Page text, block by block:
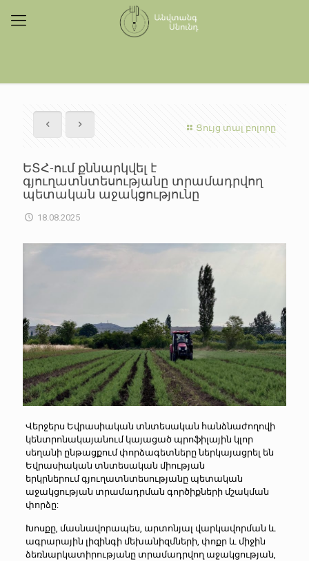
Ցույց տալ բոլորը
ԵՏՀ-ում քննարկվել է
գյուղատնտեսությանը տրամադրվող
պետական աջակցությունը
18.08.2025
Վերջերս Եվրասիական տնտեսական հանձնաժողովի
կենտրոնակայանում կայացած պրոֆիլային կլոր
սեղանի ընթացքում փորձագետները ներկայացրել են
Եվրասիական տնտեսական միության
երկրներումգյուղատնտեսությանը պետական
աջակցության տրամադրման գործիքների մշակման
փորձը:
Խոսքը, մասնավորապես, արտոնյալ վարկավորման և
ագրարային լիզինգի մեխանիզմների, փոքր և միջին
ձեռնարկատիրությանը տրամադրվող աջակցության,